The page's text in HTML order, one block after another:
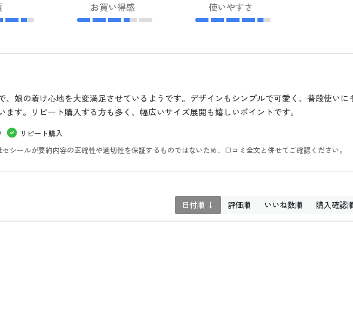
お買い得感 使いやすさ
娘の着け心地を大変満足させているようです。デザインもシンプルで可愛く、普段使い
す。リピート購入する方も多く、幅広いサイズ展開も嬉しいポイントです。
リピート購入
ールが要約内容の正確性や適切性を保証するものではないため、口コミ全文と併せてご確認ください。
日付順 ↓ 評価順 いいね数順 購入確認